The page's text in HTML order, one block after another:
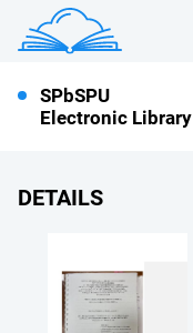
SPbSPU
Electronic Library
DETAILS